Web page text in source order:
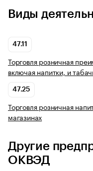
Виды
47.11
Торговля розничная
включая напитки, и
47.25
Торговля розничная
магазинах
Другие
ОКВЭД